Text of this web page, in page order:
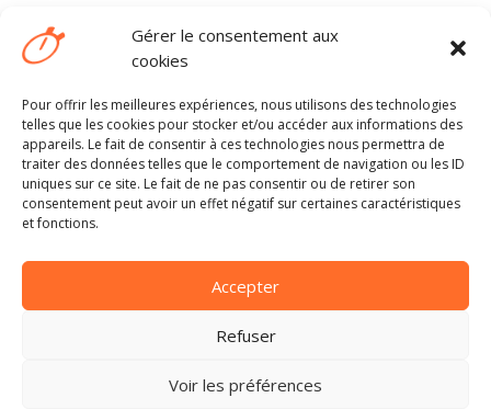
Gérer le consentement aux
cookies
Pour offrir les meilleures expériences, nous utilisons des technologies
telles que les cookies pour stocker et/ou accéder aux informations des
appareils. Le fait de consentir à ces technologies nous permettra de
traiter des données telles que le comportement de navigation ou les ID
uniques sur ce site. Le fait de ne pas consentir ou de retirer son
consentement peut avoir un effet négatif sur certaines caractéristiques
et fonctions.
Accepter
Refuser
Voir les préférences
avril 2024
Catégories
2024
Non classé
Méta
Connexion